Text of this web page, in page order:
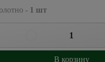
- 1 шт
1
В корзину